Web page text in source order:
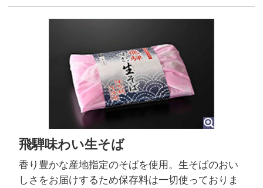
飛騨味わい生そば
香り豊かな産地指定のそばを使用。生そばのおい
しさをお届けするため保存料は一切使っておりま